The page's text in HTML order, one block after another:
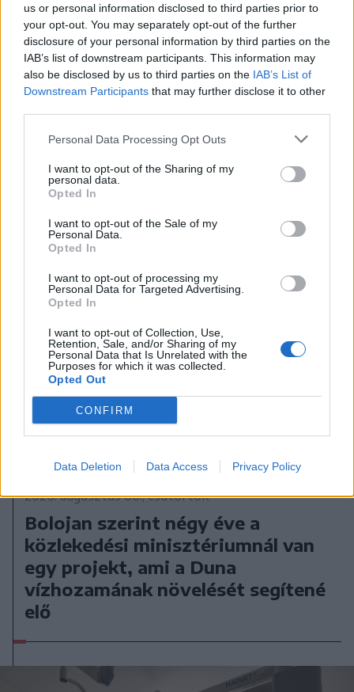
us or personal information disclosed to third parties prior to
your opt-out. You may separately opt-out of the further
disclosure of your personal information by third parties on the
IAB’s list of downstream participants. This information may
also be disclosed by us to third parties on the IAB’s List of
Downstream Participants that may further disclose it to other
Personal Data Processing Opt Outs
I want to opt-out of the Sharing of my
personal data.
Opted In
I want to opt-out of the Sale of my
Personal Data.
Opted In
I want to opt-out of processing my
Personal Data for Targeted Advertising.
Opted In
I want to opt-out of Collection, Use,
Retention, Sale, and/or Sharing of my
Personal Data that Is Unrelated with the
Purposes for which it was collected.
Opted Out
CONFIRM
Data Deletion Data Access Privacy Policy
2026. augusztus 06., csütörtök
Villamosenergia-válság
fogadott el a kormány
2026. augusztus 06., csütörtök
Bolojan szerint négy éve a
közlekedési minisztériumnál van
egy projekt, ami a Duna
vízhozamának növelését segítené
elő